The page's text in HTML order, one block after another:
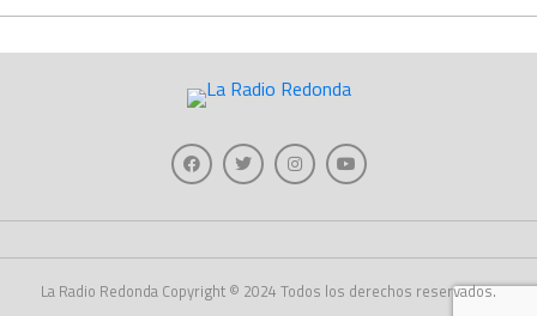
La Radio Redonda Copyright © 2024 Todos los derechos reservados.